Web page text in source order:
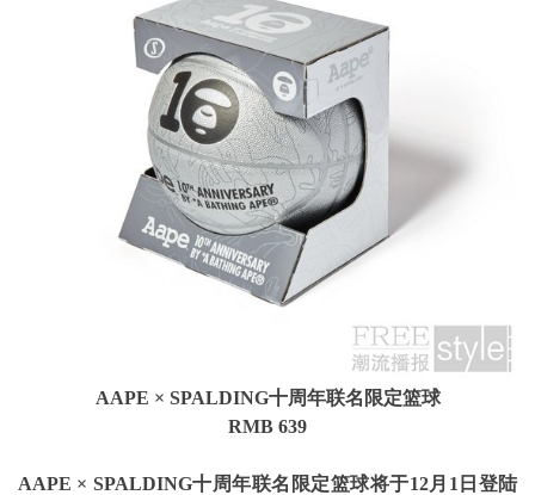
AAPE × SPALDING十周年联名限定篮球
RMB 639
AAPE × SPALDING十周年联名限定篮球将于12月 1 日登陆